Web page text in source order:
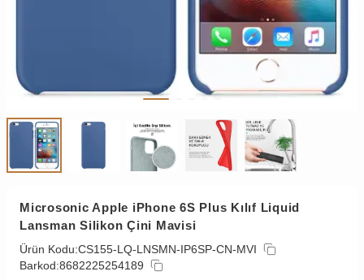
Microsonic Apple iPhone 6S Plus Kılıf Liquid
Lansman Silikon Çini Mavisi
Ürün Kodu:CS155-LQ-LNSMN-IP6SP-CN-MVI
Barkod:8682225254189